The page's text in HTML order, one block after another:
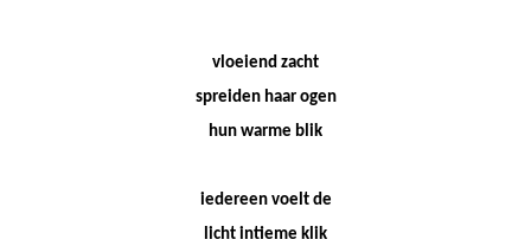
vloeiend zacht
spreiden haar ogen
hun warme blik
iedereen voelt de
licht intieme klik